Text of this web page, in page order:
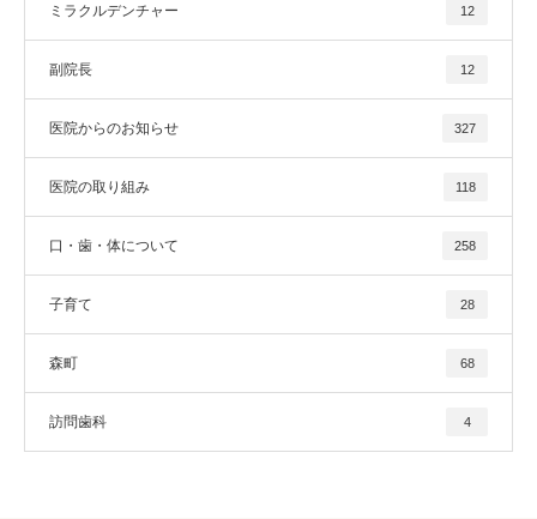
ミラクルデンチャー 12
副院長 12
医院からのお知らせ 327
医院の取り組み 118
口・歯・体について 258
子育て 28
森町 68
訪問歯科 4